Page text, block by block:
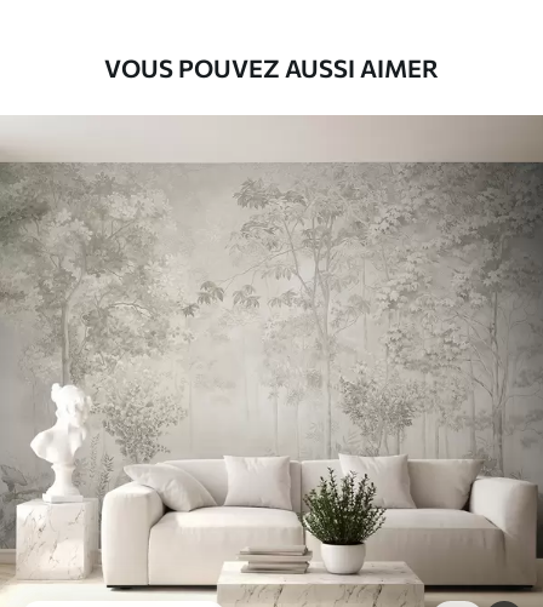
VOUS POUVEZ AUSSI AIMER